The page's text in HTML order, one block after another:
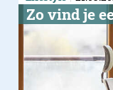
​Zo vind je